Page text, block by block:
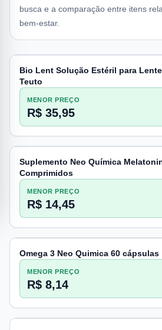
busca e a comparação entre itens
bem-estar.
Bio Lent Solução Estéril para
Teuto
MENOR PREÇO
R$ 35,95
Suplemento Neo Química
Comprimidos
MENOR PREÇO
R$ 14,45
Omega 3 Neo Quimica 60 cápsulas
MENOR PREÇO
R$ 8,14